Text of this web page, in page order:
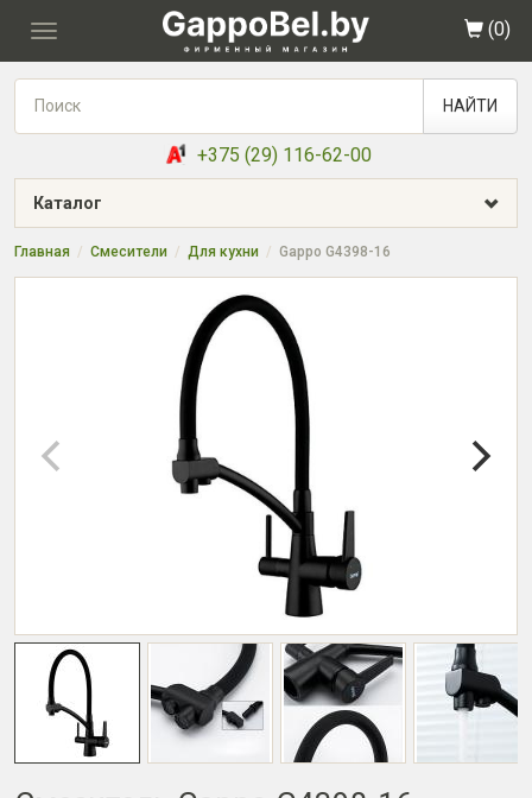
Toggle
(0)
НАЙТИ
+375 (29) 116-62-00
Каталог
Главная Смесители Для кухни Gappo G4398-16